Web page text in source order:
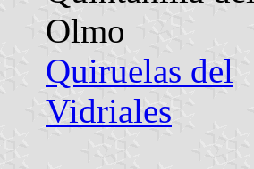
Olmo
Quiruelas del
Vidriales